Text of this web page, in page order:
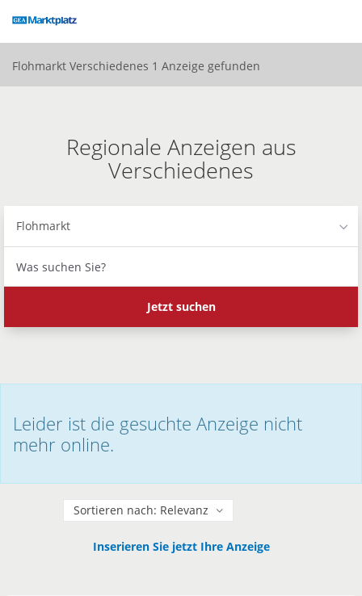
Modus
aktivieren
zurFlohmarkt Verschiedenes 1 Anzeige gefunden
Regionale Anzeigen aus
Verschiedenes
Flohmarkt
suchen
Sie?
Jetzt suchen
Leider ist die gesuchte Anzeige nicht
mehr online.
Sortieren
Inserieren Sie jetzt Ihre Anzeige